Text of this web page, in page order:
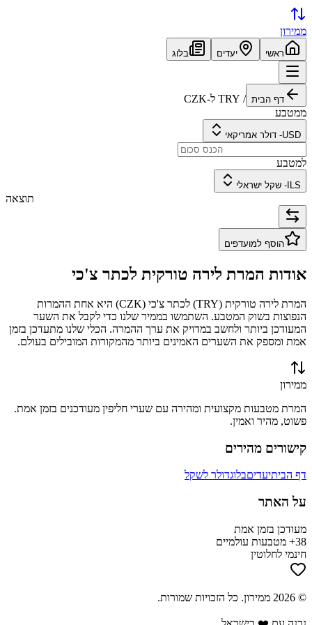
ממירון
ראשי יעדים בלוג
דף הבית /
TRY ל-CZK
ממטבע
USD
- דולר אמריקאי
למטבע
ILS
- שקל ישראלי
תוצאה
הוסף למועדפים
אודות המרת לירה טורקית לכתר צ'כי
המרת לירה טורקית (
TRY) לכתר צ'כי (
CZK) היא אחת ההמרות
הנפוצות בשוק המטבע. השתמשו בממיר שלנו כדי לקבל את השער
המעודכן ביותר ולחשב במדויק את ערך ההמרה. הכלי שלנו מתעדכן בזמן
אמת ומספק את השערים האמינים ביותר מהמקורות המובילים בעולם.
ממירון
המרת מטבעות מקצועית ומהירה עם שערי חליפין מעודכנים בזמן אמת.
פשוט, מהיר ואמין.
קישורים מהירים
דף הביתיעדיםבלוגדולר לשקל
על האתר
מעודכן בזמן אמת
38+ מטבעות עולמיים
חינמי לחלוטין
©
2026 ממירון. כל הזכויות שמורות.